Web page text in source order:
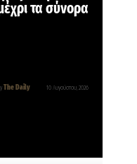
τα σύνορα
The Daily 10 Αυγούστου, 2026